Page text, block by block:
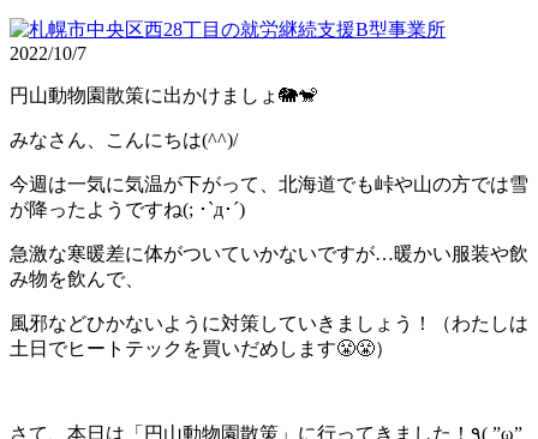
2022/10/7
円山動物園散策に出かけましょ🐘🐒
みなさん、こんにちは(^^)/
今週は一気に気温が下がって、北海道でも峠や山の方では雪
が降ったようですね(; ･`д･´)
急激な寒暖差に体がついていかないですが…暖かい服装や飲
み物を飲んで、
風邪などひかないように対策していきましょう！（わたしは
土日でヒートテックを買いだめします😤😤）
さて、本日は「円山動物園散策」に行ってきました！٩( ”ω”